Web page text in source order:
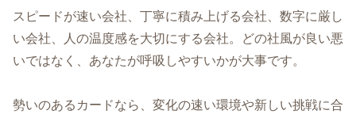
スピードが速い会社、丁寧に積み上げる会社、数字に厳し
い会社、人の温度感を大切にする会社。どの社風が良い悪
いではなく、あなたが呼吸しやすいかが大事です。
勢いのあるカードなら、変化の速い環境や新しい挑戦に合